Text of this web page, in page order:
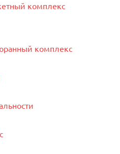
комплекс
комплекс